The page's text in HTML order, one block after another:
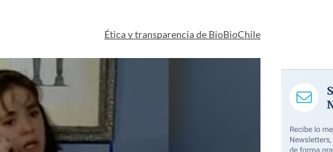
Ética y transparencia de BioBioChile